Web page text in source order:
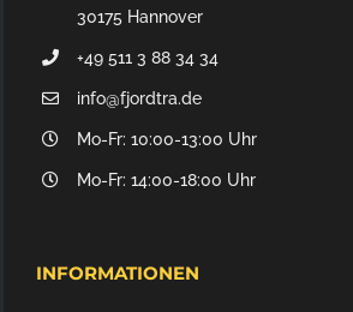
30175 Hannover
+49 511 3 88 34 34
info@fjordtra.de
Mo-Fr: 10:00-13:00 Uhr
Mo-Fr: 14:00-18:00 Uhr
INFORMATIONEN